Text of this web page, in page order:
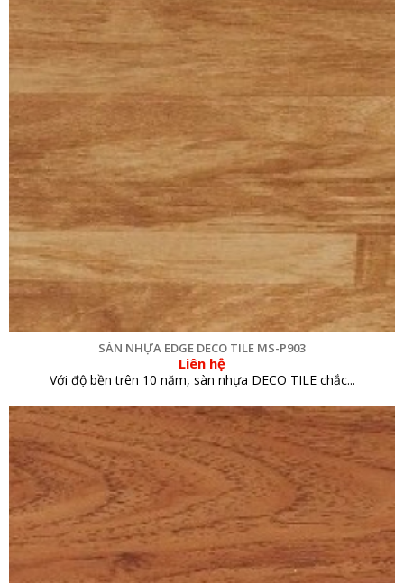
SÀN NHỰA EDGE DECO TILE MS-P903
Liên hệ
Với độ bền trên 10 năm, sàn nhựa DECO TILE chắc...